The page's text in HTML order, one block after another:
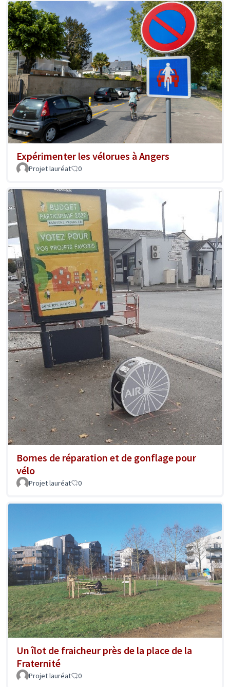
Expérimenter les vélorues à Angers
Projet lauréat 0
Bornes de réparation et de gonflage pour
vélo
Projet lauréat 0
Un îlot de fraicheur près de la place de la
Fraternité
Projet lauréat 0